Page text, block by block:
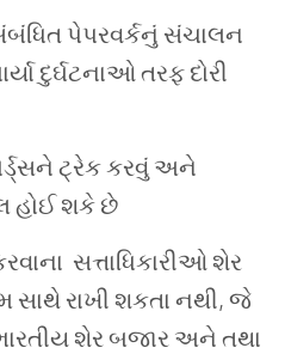
પેપરવર્કનું સંચાલન
દુર્ઘટનાઓ તરફ દોરી
ટ્રેક કરવું અને
હોઈ શકે છે
સત્તાધિકારીઓ શેર
સાથે રાખી શકતા નથી, જે
શેર બજાર અને તથા